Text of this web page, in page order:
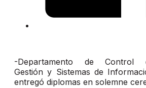
-Departamento de Control
Gestión y Sistemas de
entregó diplomas en solemne